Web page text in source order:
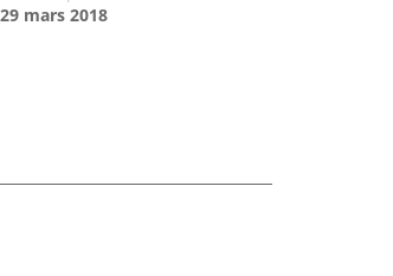
29 mars 2018